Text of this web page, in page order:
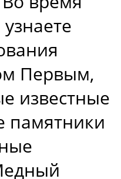
Первым,
известные
памятники